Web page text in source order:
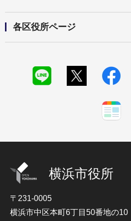
各区役所ページ
横浜市役所
〒231-0005
横浜市中区本町6丁目50番地の10